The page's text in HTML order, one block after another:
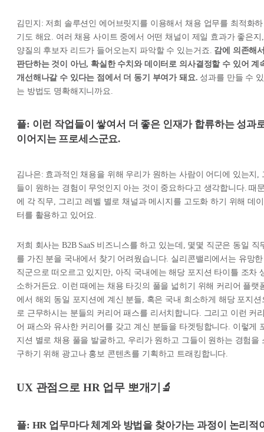
김민지: 저희 솔루션인 에어브릿지를 이용해서 채용 업무를 최적화하
기도 해요. 여러 채용 사이트 중에서 어떤 채널이 제일 효과가 좋은지,
양질의 후보자 리드가 들어오는지 파악할 수 있는거죠. 감에 의존해
판단하는 것이 아닌, 확실한 수치와 데이터로 의사결정할 수 있어 계
개선해나갈 수 있다는 점에서 더 동기 부여가 돼요. 성과를 만들 수 있
는 방법도 명확해지니까요.
플: 이런 작업들이 쌓여서 더 좋은 인재가 합류하는 성과
이어지는 프로세스군요.
김나은: 효과적인 채용을 위해 우리가 원하는 사람이 어디에 있는지,
들이 원하는 경험이 무엇인지 아는 것이 중요하다고 생각합니다. 때
에 각 직무, 그리고 레벨 별로 채널과 메시지를 고도화 하기 위해 데이
터를 활용하고 있어요.
저희 회사는 B2B SaaS 비즈니스를 하고 있는데, 몇몇 직군은 동일 직
를 가진 분을 국내에서 찾기 어려웠습니다. 실리콘밸리에서는 유망한
직군으로 떠오르고 있지만, 아직 국내에는 해당 포지션 타이틀 조차
소하거든요. 이런 때에는 채용 타깃의 풀을 넓히기 위해 커리어 플랫
에서 해외 동일 포지션에 계신 분들, 혹은 국내 희소하게 해당 포지션
로 근무하시는 분들의 커리어 패스를 리서치합니다. 그리고 이런 커
어 패스와 유사한 커리어를 갖고 계신 분들을 타겟팅합니다. 이렇게
지션 별로 채용 풀을 발굴하고, 우리가 원하고 그들이 원하는 경험을
구하기 위해 광고나 홍보 콘텐츠를 기획하고 트래킹합니다.
UX 관점으로 HR 업무 뽀개기🔬
플: HR 업무마다 체계와 방법을 찾아가는 과정이 논리적